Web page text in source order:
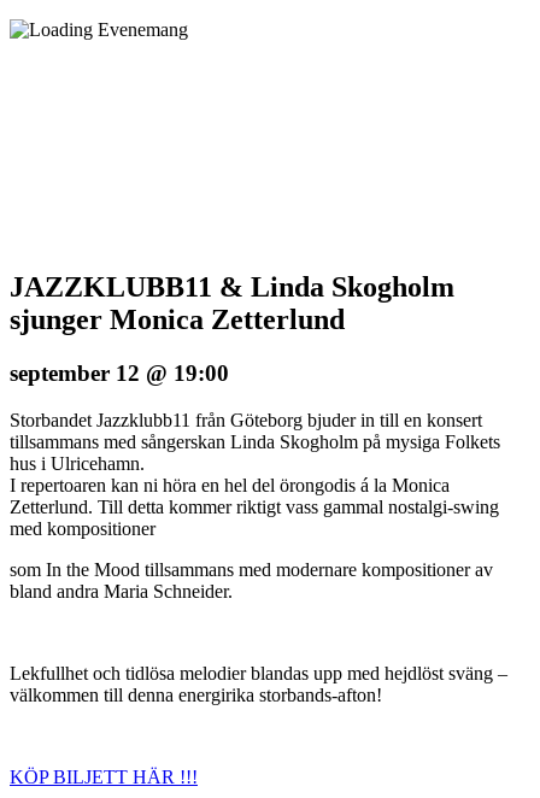
JAZZKLUBB11 & Linda Skogholm
sjunger Monica Zetterlund
september 12 @ 19:00
Storbandet Jazzklubb11 från Göteborg bjuder in till en konsert
tillsammans med sångerskan Linda Skogholm på mysiga Folkets
hus i Ulricehamn.
I repertoaren kan ni höra en hel del örongodis á la Monica
Zetterlund. Till detta kommer riktigt vass gammal nostalgi-swing
med kompositioner
som In the Mood tillsammans med modernare kompositioner av
bland andra Maria Schneider.
Lekfullhet och tidlösa melodier blandas upp med hejdlöst sväng –
välkommen till denna energirika storbands-afton!
KÖP BILJETT HÄR !!!